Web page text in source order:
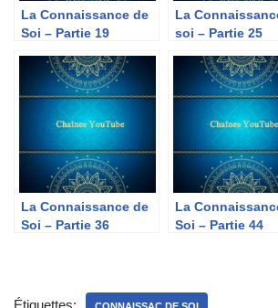
La Connaissance de
Soi – Partie 19
La
soi – Partie 25
La Connaissance de
Soi – Partie 36
La
Soi – Partie 44